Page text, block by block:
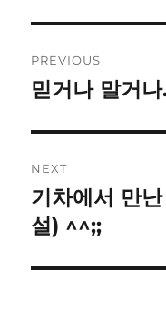
navigation
PREVIOUS
Previous
믿거나 말거
NEXT
Next
post:
기차에서 만
설) ^^;;